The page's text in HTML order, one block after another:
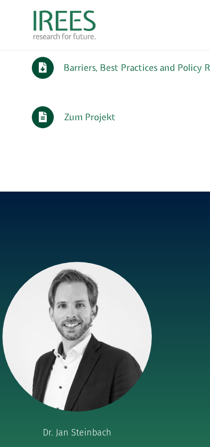
Barriers, Best Practices and Policy
Zum Projekt
Dr. Jan Steinbach